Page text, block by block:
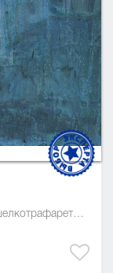
120 x 180 см, холст, акриловая краска, шелкотрафаретная краска